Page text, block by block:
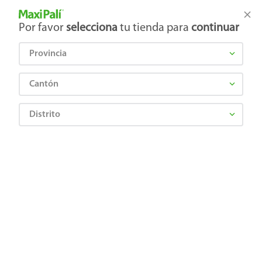
Tienda Maxi Palí
Por favor selecciona tu tienda para continuar
Provincia
Cantón
Distrito